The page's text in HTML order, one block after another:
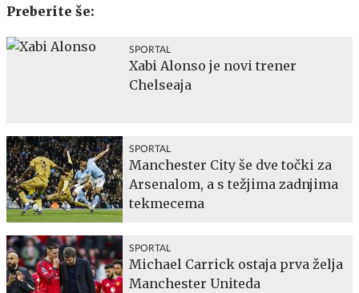
Preberite še:
SPORTAL
Xabi Alonso je novi trener
Chelseaja
SPORTAL
Manchester City še dve točki za
Arsenalom, a s težjima zadnjima
tekmecema
SPORTAL
Michael Carrick ostaja prva želja
Manchester Uniteda